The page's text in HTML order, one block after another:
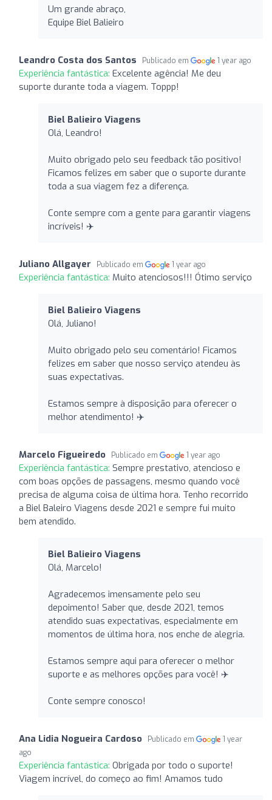
Um grande abraço,
Equipe Biel Balieiro
Leandro Costa dos Santos Publicado em 1 year ago
Experiência fantástica: Excelente agência! Me deu
suporte durante toda a viagem. Toppp!
Biel Balieiro Viagens
Olá, Leandro!
Muito obrigado pelo seu feedback tão positivo!
Ficamos felizes em saber que o suporte durante
toda a sua viagem fez a diferença.
Conte sempre com a gente para garantir viagens
incríveis! ✈️
Juliano Allgayer Publicado em 1 year ago
Experiência fantástica: Muito atenciosos!!! Ótimo serviço
Biel Balieiro Viagens
Olá, Juliano!
Muito obrigado pelo seu comentário! Ficamos
felizes em saber que nosso serviço atendeu às
suas expectativas.
Estamos sempre à disposição para oferecer o
melhor atendimento! ✈️
Marcelo Figueiredo Publicado em 1 year ago
Experiência fantástica: Sempre prestativo, atencioso e
com boas opções de passagens, mesmo quando você
precisa de alguma coisa de última hora. Tenho recorrido
a Biel Baleiro Viagens desde 2021 e sempre fui muito
bem atendido.
Biel Balieiro Viagens
Olá, Marcelo!
Agradecemos imensamente pelo seu
depoimento! Saber que, desde 2021, temos
atendido suas expectativas, especialmente em
momentos de última hora, nos enche de alegria.
Estamos sempre aqui para oferecer o melhor
suporte e as melhores opções para você! ✈️
Conte sempre conosco!
Ana Lidia Nogueira Cardoso Publicado em
1 year
ago
Experiência fantástica: Obrigada por todo o suporte!
Viagem incrível, do começo ao fim! Amamos tudo